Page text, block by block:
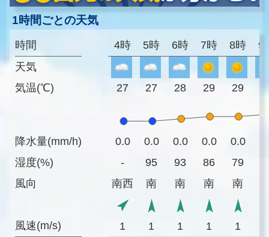
1時間ごとの天気
時間
天気
気温(℃)
降水量(mm/h)
湿度(%)
風向
風速(m/s)
4時 5時 6時 7時 8時 9
27 27 28 29 29
0.0 0.0 0.0 0.0 0.0
-
95 93 86 79
南西
南 南 南 南
1 1 1 1 1